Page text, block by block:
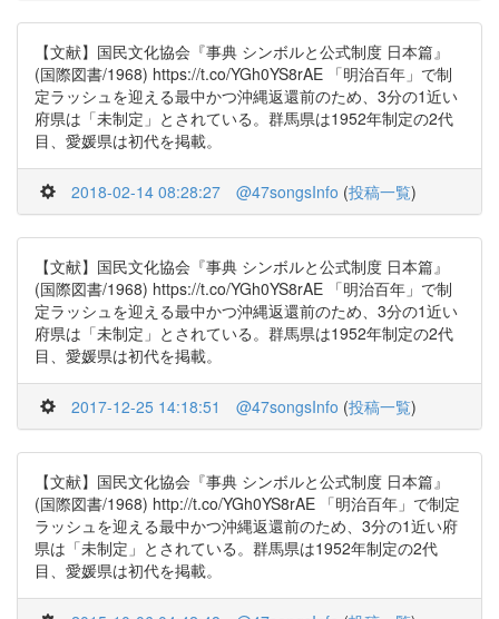
【文献】国民文化協会『事典 シンボルと公式制度 日本篇』
(国際図書/1968) https://t.co/YGh0YS8rAE 「明治百年」で制
定ラッシュを迎える最中かつ沖縄返還前のため、3分の1近い
府県は「未制定」とされている。群馬県は1952年制定の2代
目、愛媛県は初代を掲載。
2018-02-14 08:28:27 @47songsInfo (投稿一覧)
【文献】国民文化協会『事典 シンボルと公式制度 日本篇』
(国際図書/1968) https://t.co/YGh0YS8rAE 「明治百年」で制
定ラッシュを迎える最中かつ沖縄返還前のため、3分の1近い
府県は「未制定」とされている。群馬県は1952年制定の2代
目、愛媛県は初代を掲載。
2017-12-25 14:18:51 @47songsInfo (投稿一覧)
【文献】国民文化協会『事典 シンボルと公式制度 日本篇』
(国際図書/1968) http://t.co/YGh0YS8rAE 「明治百年」で制定
ラッシュを迎える最中かつ沖縄返還前のため、3分の1近い府
県は「未制定」とされている。群馬県は1952年制定の2代
目、愛媛県は初代を掲載。